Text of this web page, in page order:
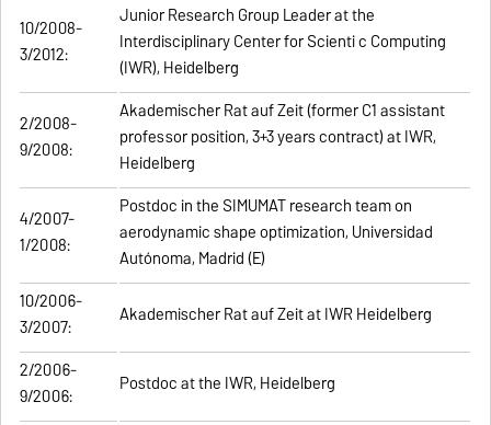
10/2008-
3/2012:
Junior Research Group Leader at the
Interdisciplinary Center for Scienti c Computing
(IWR), Heidelberg
2/2008-
9/2008:
Akademischer Rat auf Zeit (former C1 assistant
professor position, 3+3 years contract) at IWR,
Heidelberg
4/2007-
1/2008:
Postdoc in the SIMUMAT research team on
aerodynamic shape optimization, Universidad
Autónoma, Madrid (E)
10/2006-
3/2007:
Akademischer Rat auf Zeit at IWR Heidelberg
2/2006-
9/2006:
Postdoc at the IWR, Heidelberg